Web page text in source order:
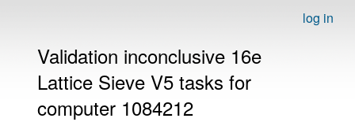
log in
Validation inconclusive 16e
Lattice Sieve V5 tasks for
computer 1084212